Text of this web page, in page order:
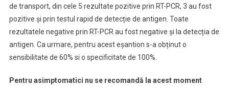
de transport, din cele 5 rezultate pozitive prin RT-PCR, 3 au fost
pozitive și prin testul rapid de detecție de antigen. Toate
rezultatele negative prin RT-PCR au fost negative și la detecția de
antigen. Ca urmare, pentru acest eșantion s-a obținut o
sensibilitate de 60% si o specificitate de 100%.
Pentru asimptomatici nu se recomandă la acest moment